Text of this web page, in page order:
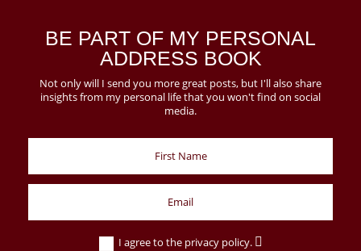
BE PART OF MY PERSONAL
ADDRESS BOOK
Not only will I send you more great posts, but I'll also share
insights from my personal life that you won't find on social
media.
I agree to the privacy policy.